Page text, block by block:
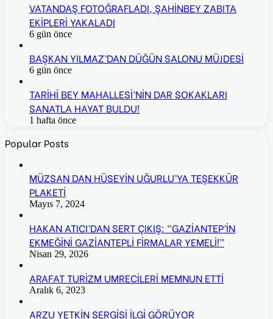
VATANDAŞ FOTOĞRAFLADI, ŞAHİNBEY ZABITA
EKİPLERİ YAKALADI
6 gün önce
BAŞKAN YILMAZ’DAN DÜĞÜN SALONU MÜJDESİ
6 gün önce
TARİHİ BEY MAHALLESİ’NİN DAR SOKAKLARI
SANATLA HAYAT BULDU!
1 hafta önce
Popular Posts
MÜZSAN DAN HÜSEYİN UĞURLU’YA TEŞEKKÜR
PLAKETİ
Mayıs 7, 2024
HAKAN ATICI’DAN SERT ÇIKIŞ: “GAZİANTEP’İN
EKMEĞİNİ GAZİANTEPLİ FİRMALAR YEMELİ!”
Nisan 29, 2026
ARAFAT TURİZM UMRECİLERİ MEMNUN ETTİ
Aralık 6, 2023
ARZU YETKİN SERGİSİ İLGİ GÖRÜYOR